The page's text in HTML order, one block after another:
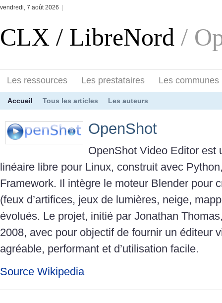
vendredi, 7 août 2026
CLX / LibreNord /
Les ressources Les prestataires Les communes
Accueil Tous les articles Les auteurs
OpenShot
OpenShot Video Editor est
linéaire libre pour Linux, construit avec
Framework. Il intègre le moteur Blender pour
(feux d’artifices, jeux de lumières, neige,
évolués. Le projet, initié par Jonathan
2008, avec pour objectif de fournir un éditeur
agréable, performant et d’utilisation facile.
Source Wikipedia